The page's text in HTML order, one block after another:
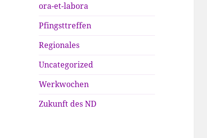
ora-et-labora
Pfingsttreffen
Regionales
Uncategorized
Werkwochen
Zukunft des ND